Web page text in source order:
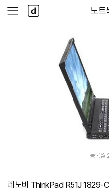
다나
노트
사
이
다
나
와
등록월
레노버 ThinkPad R51J 1829-